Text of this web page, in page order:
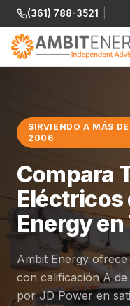
(361) 788-3521
SIRVIENDO A MÁS
2006
Compara
Eléctricos
Energy en
Ambit Energy
con calificación A de
por JD Power en